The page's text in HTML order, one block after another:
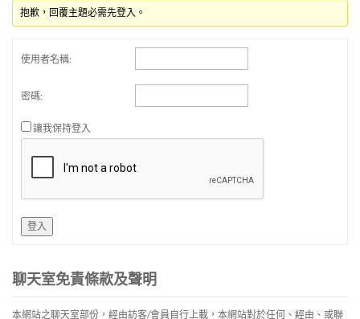
抱歉，回覆主題必需先登入。
使用者名稱:
密碼:
讓我保持登入
登入
聊天室免責條款及聲明
本網站之聊天室部份，經由訪客/會員自行上載，本網站對於任何、經由、或聯